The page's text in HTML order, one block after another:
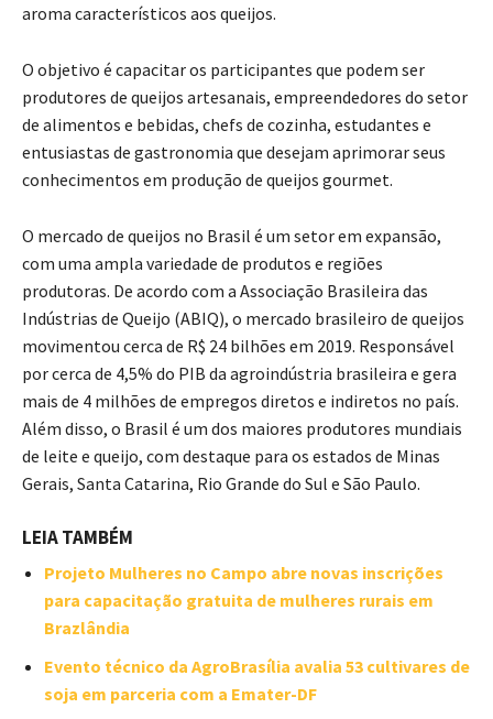
aroma característicos aos queijos.
O objetivo é capacitar os participantes que podem ser
produtores de queijos artesanais, empreendedores do setor
de alimentos e bebidas, chefs de cozinha, estudantes e
entusiastas de gastronomia que desejam aprimorar seus
conhecimentos em produção de queijos gourmet.
O mercado de queijos no Brasil é um setor em expansão,
com uma ampla variedade de produtos e regiões
produtoras. De acordo com a Associação Brasileira das
Indústrias de Queijo (ABIQ), o mercado brasileiro de queijos
movimentou cerca de R$ 24 bilhões em 2019. Responsável
por cerca de 4,5% do PIB da agroindústria brasileira e gera
mais de 4 milhões de empregos diretos e indiretos no país.
Além disso, o Brasil é um dos maiores produtores mundiais
de leite e queijo, com destaque para os estados de Minas
Gerais, Santa Catarina, Rio Grande do Sul e São Paulo.
LEIA TAMBÉM
Projeto Mulheres no Campo abre novas inscrições
para capacitação gratuita de mulheres rurais em
Brazlândia
Evento técnico da AgroBrasília avalia 53 cultivares de
soja em parceria com a Emater-DF